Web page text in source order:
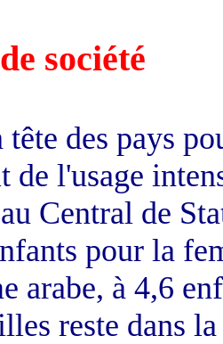
société
tête des pays
de l'usage
Central de
pour la
arabe, à 4,6
reste dans